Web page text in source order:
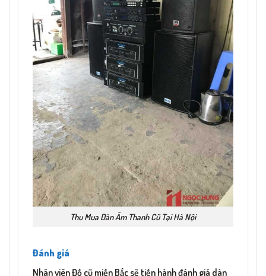
Thu Mua Dàn Âm Thanh Cũ Tại Hà Nội
Đánh giá
Nhân viên Đồ cũ miền Bắc sẽ tiến hành đánh giá dàn